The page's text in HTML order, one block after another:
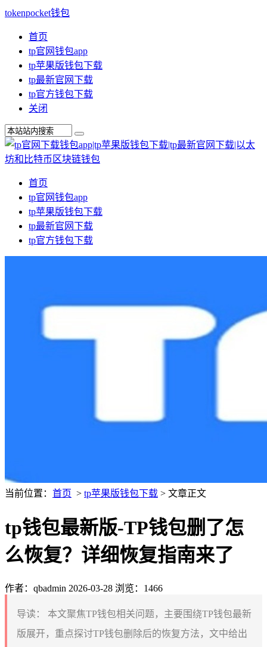
tokenpocket钱包
首页
tp官网钱包app
tp苹果版钱包下载
tp最新官网下载
tp官方钱包下载
关闭
首页
tp官网钱包app
tp苹果版钱包下载
tp最新官网下载
tp官方钱包下载
当前位置： 首页 > tp苹果版钱包下载 > 文章正文
tp钱包最新版-TP钱包删了怎
么恢复？详细恢复指南来了
作者：qbadmin 2026-03-28 浏览：1466
导读：
本文聚焦TP钱包相关问题，主要围绕TP钱包最新
版展开，重点探讨TP钱包删除后的恢复方法，文中给出